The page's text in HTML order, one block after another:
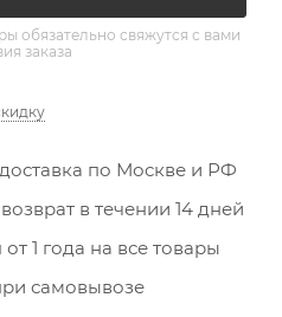
обязательно свяжутся с вами
заказа
по Москве и РФ
в течении 14 дней
от 1 года на все товары
самовывозе